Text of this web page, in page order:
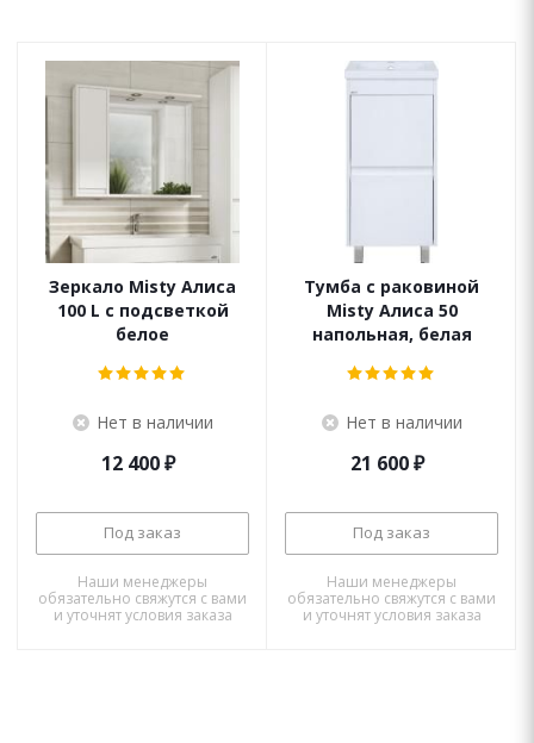
Зеркало Misty Алиса
100 L с подсветкой
белое
Нет в наличии
12 400₽
Под заказ
Наши менеджеры
обязательно свяжутся с вами
и уточнят условия заказа
Тумба с раковиной
Misty Алиса 50
напольная, белая
Нет в наличии
21 600₽
Под заказ
Наши менеджеры
обязательно свяжутся с вами
и уточнят условия заказа